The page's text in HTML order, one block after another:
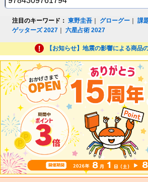
注目のキーワード： 東野圭吾 グローグー ｜課
ゲッターズ 2027 ｜六星占術 2027
【お知らせ】地震の影響による商品